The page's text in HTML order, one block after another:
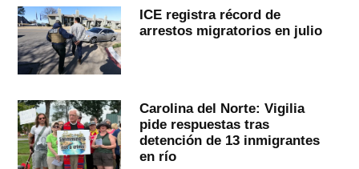
ICE registra récord de
arrestos migratorios en julio
Carolina del Norte: Vigilia
pide respuestas tras
detención de 13 inmigrantes
en río